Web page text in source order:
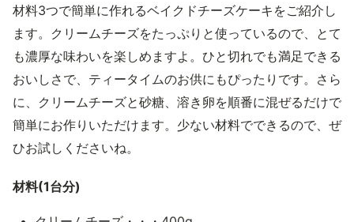
材料3つで簡単に作れるベイクドチーズケーキをご紹介し
ます。クリームチーズをたっぷりと使っているので、とて
も濃厚な味わいを楽しめますよ。ひと切れでも満足できる
おいしさで、ティータイムのお供にもぴったりです。さら
に、クリームチーズと砂糖、溶き卵を順番に混ぜるだけで
簡単にお作りいただけます。少ない材料でできるので、ぜ
ひお試しくださいね。
材料(1台分)